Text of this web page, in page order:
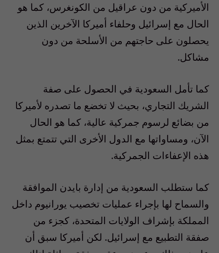
الأميركية من دون عراقيل من الكونغرس، كما هو
الحال مع إسرائيل وحلفاء أميركا الآخرين الذين
يحصلون على حاجتهم من الأسلحة من دون
مشاكل.
كما تأمل السعودية في الحصول على صفة
الشريك التجاري، بحيث لا تخضع ما تصدره لأميركا
من بضائع لرسوم جمركية عالية، كما هو الحال
الآن، ومساواتها مع الدول الأخرى التي تتمتع بمثل
هذه الإعفاءات الجمركية.
كما ستطلب السعودية من إدارة بايدن الموافقة
والسماح لها بإجراء عمليات تخصيب يورانيوم داخل
المملكة بإشراف الولايات المتحدة، كجزء من
صفقة التطبيع مع إسرائيل. لكن أميركا سبق أن